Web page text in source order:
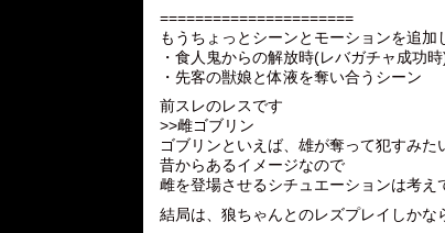
======================
もうちょっとシーンとモーションを追加
・食人鬼からの解放時(レバガチャ成功
・先客の獣娘と体液を奪い合うシーン
前スレのレスです
>>雌ゴブリン
ゴブリンといえば、雄が奪って犯すみた
昔からあるイメージなので
雌を登場させるシチュエーションは考え
結局は、狼ちゃんとのレズプレイしかな